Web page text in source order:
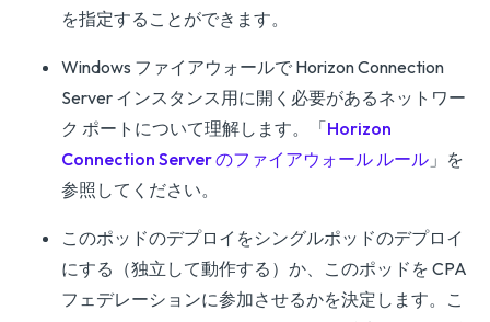
を指定することができます。
Windows ファイアウォールで Horizon Connection
Server インスタンス用に開く必要があるネットワー
ク ポートについて理解します。「Horizon
Connection Server のファイアウォール ルール 」を
参照してください。
このポッドのデプロイをシングルポッドのデプロイ
にする（独立して動作する）か、このポッドを CPA
フェデレーションに参加させるかを決定します。こ